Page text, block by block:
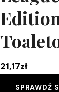
21,17zł
SPRAWDŹ